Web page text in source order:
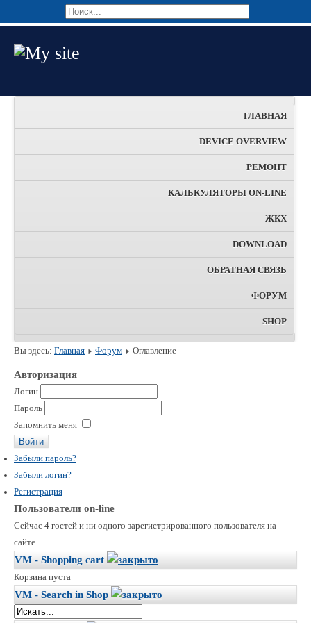
ГЛАВНАЯ
DEVICE OVERVIEW
РЕМОНТ
КАЛЬКУЛЯТОРЫ ON-LINE
ЖКХ
DOWNLOAD
ОБРАТНАЯ СВЯЗЬ
ФОРУМ
SHOP
Вы здесь: Главная Форум Оглавление
Авторизация
Логин
Пароль
Запомнить меня
Забыли пароль?
Забыли логин?
Регистрация
Пользователи on-line
Сейчас 4 гостей и ни одного зарегистрированного пользователя на
сайте
VM - Shopping cart
Корзина пуста
VM - Search in Shop